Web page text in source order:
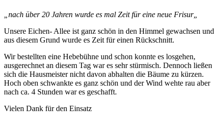
„nach über 20 Jahren wurde es mal Zeit für eine neue Frisur„
Unsere Eichen- Allee ist ganz schön in den Himmel gewachsen und
aus diesem Grund wurde es Zeit für einen Rückschnitt.
Wir bestellten eine Hebebühne und schon konnte es losgehen,
ausgerechnet an diesem Tag war es sehr stürmisch. Dennoch ließen
sich die Hausmeister nicht davon abhalten die Bäume zu kürzen.
Hoch oben schwankte es ganz schön und der Wind wehte rau aber
nach ca. 4 Stunden war es geschafft.
Vielen Dank für den Einsatz